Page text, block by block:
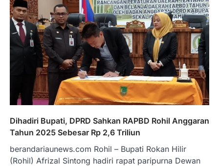
Dihadiri Bupati, DPRD Sahkan RAPBD Rohil Anggaran
Tahun 2025 Sebesar Rp 2,6 Triliun
berandariaunews.com Rohil – Bupati Rokan Hilir
(Rohil) Afrizal Sintong hadiri rapat paripurna Dewan